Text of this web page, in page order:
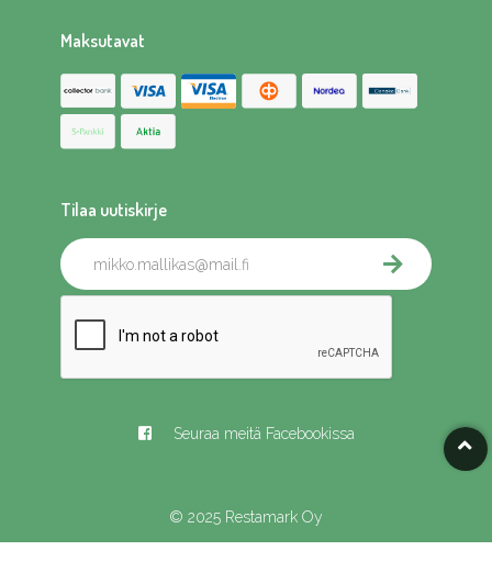
Maksutavat
Tilaa uutiskirje
Seuraa meitä Facebookissa
© 2025 Restamark Oy